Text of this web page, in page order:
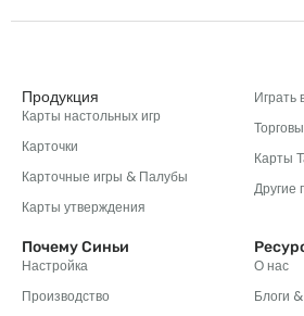
Продукция
Карты настольных игр
Карточки
Карточные игры & Палубы
Карты утверждения
Играть
Карты
Другие
Почему Синьи
Настройка
Производство
О нас
Блоги